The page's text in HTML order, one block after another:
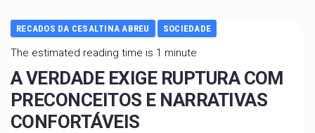
RECADOS DA CESALTINA ABREU SOCIEDADE
The estimated reading time is 1 minute
A VERDADE EXIGE RUPTURA COM
PRECONCEITOS E NARRATIVAS
CONFORTÁVEIS